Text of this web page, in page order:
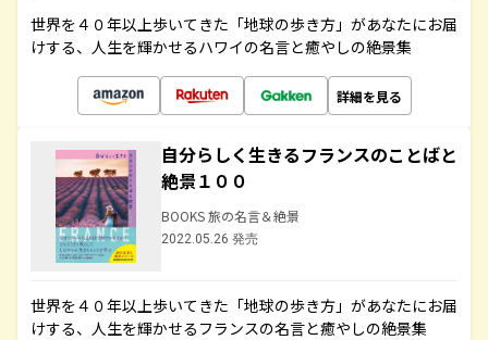
世界を４０年以上歩いてきた「地球の歩き方」があなたにお届
けする、人生を輝かせるハワイの名言と癒やしの絶景集
詳細を見る
自分らしく生きるフランスのことばと
絶景１００
BOOKS 旅の名言＆絶景
2022.05.26 発売
世界を４０年以上歩いてきた「地球の歩き方」があなたにお届
けする、人生を輝かせるフランスの名言と癒やしの絶景集